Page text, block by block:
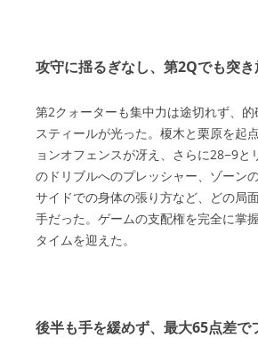
攻守に揺るぎなし、第2Qでも突
第2クォーターも集中力は途切れず、
スティールが光った。榎木と栗原を起
ョンオフェンスが冴え、さらに28−9と
のドリブルへのプレッシャー、ゾーン
サイドでの身体の張り方など、どの局
手だった。ゲームの支配権を完全に掌
タイムを迎えた。
後半も手を緩めず、最大65点差で